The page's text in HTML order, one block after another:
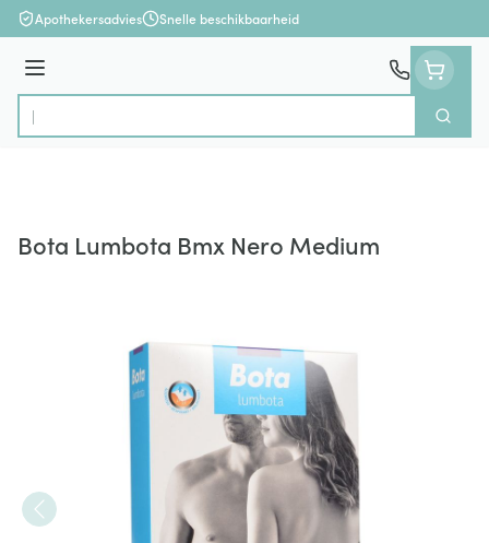
Ga naar de inhoud
Apothekersadvies Snelle beschikbaarheid
Menu
Product, merk, categorie...
Zoek
Bota Lumbota Bmx Nero Medium